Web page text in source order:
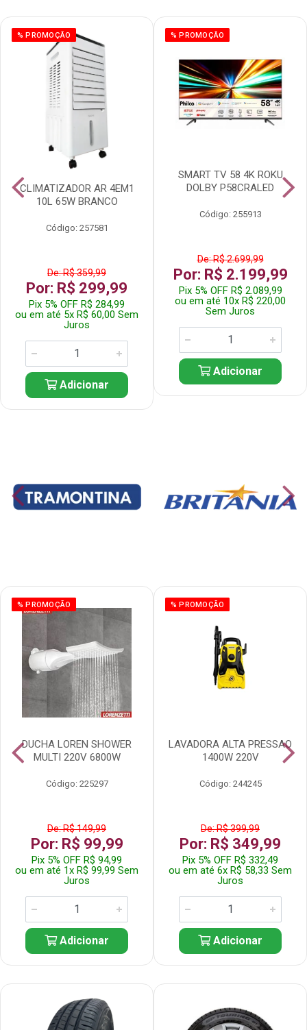
% PROMOÇÃO
CLIMATIZADOR AR 4EM1
10L 65W BRANCO
Código: 257581
De: R$ 359,99
Por: R$ 299,99
Pix 5% OFF R$ 284,99
ou em até 5x R$ 60,00 Sem
Juros
Adicionar
% PROMOÇÃO
SMART TV 58 4K ROKU
DOLBY P58CRALED
Código: 255913
De: R$ 2.699,99
Por: R$ 2.199,99
Pix 5% OFF R$ 2.089,99
ou em até 10x R$ 220,00
Sem Juros
Adicionar
% PROMOÇÃO
DUCHA LOREN SHOWER
MULTI 220V 6800W
Código: 225297
De: R$ 149,99
Por: R$ 99,99
Pix 5% OFF R$ 94,99
ou em até 1x R$ 99,99 Sem
Juros
Adicionar
% PROMOÇÃO
LAVADORA ALTA PRESSAO
1400W 220V
Código: 244245
De: R$ 399,99
Por: R$ 349,99
Pix 5% OFF R$ 332,49
ou em até 6x R$ 58,33 Sem
Juros
Adicionar